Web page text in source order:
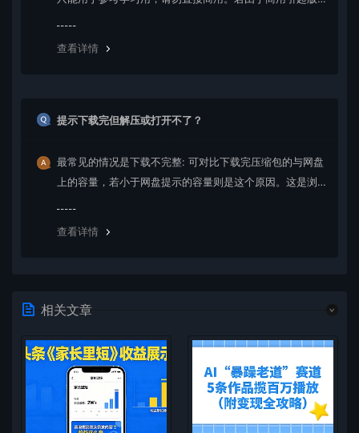
查看详情
提示下载完但解压或打开不了？
最常见的情况是下载不完整: 可对比下载完压缩包的与网盘
上的容量，若小于网盘提示的容量则是这个原因。这是浏
查看详情
相关文章